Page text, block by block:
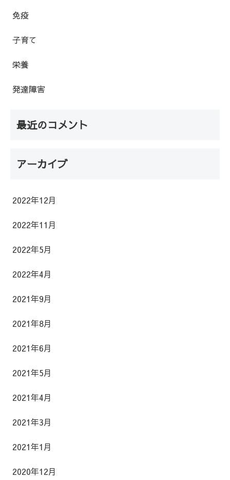
免疫
子育て
栄養
発達障害
最近のコメント
アーカイブ
2022年12月
2022年11月
2022年5月
2022年4月
2021年9月
2021年8月
2021年6月
2021年5月
2021年4月
2021年3月
2021年1月
2020年12月